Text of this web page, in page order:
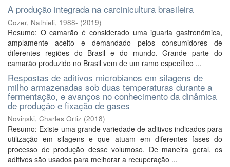
A produção integrada na carcinicultura brasileira
Cozer, Nathieli, 1988- (2019)
Resumo: O camarão é considerado uma iguaria gastronômica,
amplamente aceito e demandado pelos consumidores de
diferentes regiões do Brasil e do mundo. Grande parte do
camarão produzido no Brasil vem de um ramo específico ...
Respostas de aditivos microbianos em silagens de
milho armazenadas sob duas temperaturas durante a
fermentação, e avanços no conhecimento da dinâmica
de produção e fixação de gases
Novinski, Charles Ortiz (2018)
Resumo: Existe uma grande variedade de aditivos indicados para
utilização em silagens e que atuam em diferentes fases do
processo de produção desse volumoso. De maneira geral, os
aditivos são usados para melhorar a recuperação ...